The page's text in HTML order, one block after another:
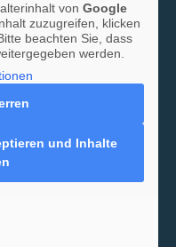
von Google
zuzugreifen, klicken
beachten Sie, dass
werden.
und Inhalte